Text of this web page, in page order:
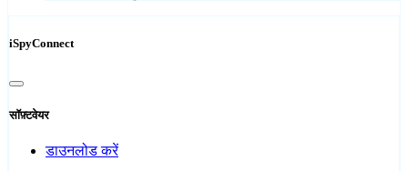
iSpyConnect
सॉफ़्टवेयर
डाउनलोड करें